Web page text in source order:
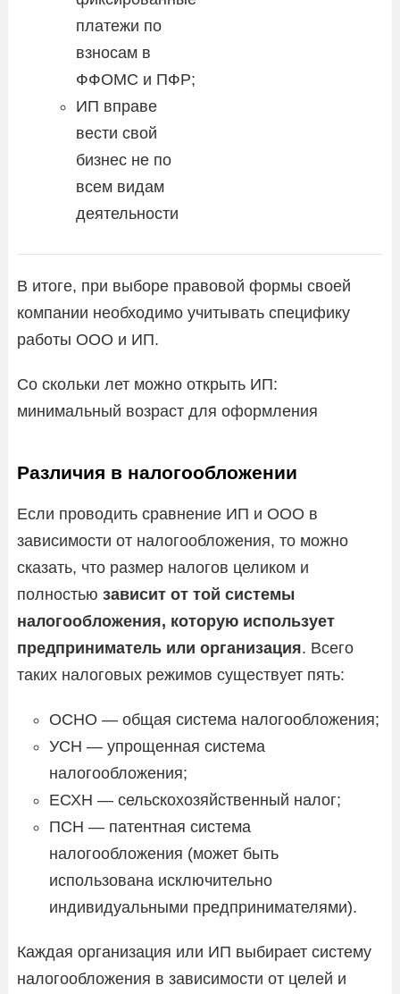
платежи по
взносам в
ФФОМС и ПФР;
ИП вправе
вести свой
бизнес не по
всем видам
деятельности
В итоге, при выборе правовой формы своей
компании необходимо учитывать специфику
работы ООО и ИП.
Со скольки лет можно открыть ИП:
минимальный возраст для оформления
Различия в налогообложении
Если проводить сравнение ИП и ООО в
зависимости от налогообложения, то можно
сказать, что размер налогов целиком и
полностью зависит от той системы
налогообложения, которую использует
предприниматель или организация. Всего
таких налоговых режимов существует пять:
ОСНО — общая система налогообложения;
УСН — упрощенная система
налогообложения;
ЕСХН — сельскохозяйственный налог;
ПСН — патентная система
налогообложения (может быть
использована исключительно
индивидуальными предпринимателями).
Каждая организация или ИП выбирает систему
налогообложения в зависимости от целей и